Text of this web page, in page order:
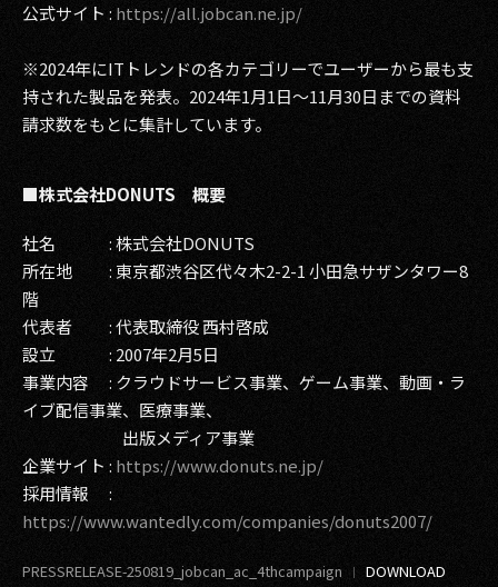
公式サイト : https://all.jobcan.ne.jp/
※2024年にITトレンドの各カテゴリーでユーザーから最も支
持された製品を発表。2024年1月1日～11月30日までの資料
請求数をもとに集計しています。
■株式会社DONUTS 概要
社名 : 株式会社DONUTS
所在地 : 東京都渋谷区代々木2-2-1 小田急サザンタワー8
階
代表者 : 代表取締役 西村啓成
設立 : 2007年2月5日
事業内容 : クラウドサービス事業、ゲーム事業、動画・ラ
イブ配信事業、医療事業、
出版メディア事業
企業サイト : https://www.donuts.ne.jp/
採用情報 :
https://www.wantedly.com/companies/donuts2007/
PRESSRELEASE-250819_jobcan_ac_4thcampaign